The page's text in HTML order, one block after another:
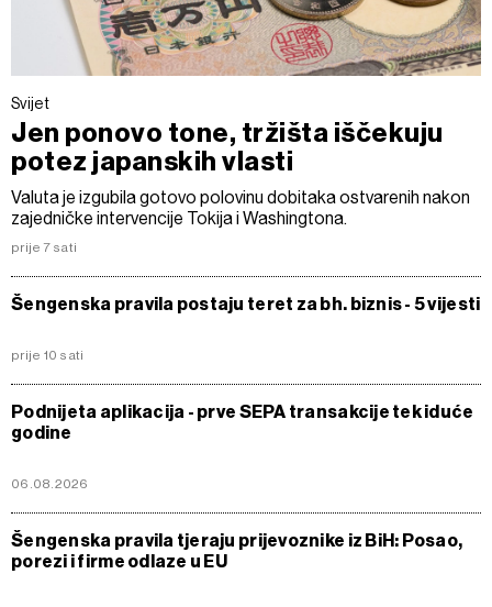
Svijet
Jen ponovo tone, tržišta iščekuju
potez japanskih vlasti
Valuta je izgubila gotovo polovinu dobitaka ostvarenih nakon
zajedničke intervencije Tokija i Washingtona.
prije 7 sati
Šengenska pravila postaju teret za bh. biznis - 5 vijesti
prije 10 sati
Podnijeta aplikacija - prve SEPA transakcije tek iduće
godine
06.08.2026
Šengenska pravila tjeraju prijevoznike iz BiH: Posao,
porezi i firme odlaze u EU